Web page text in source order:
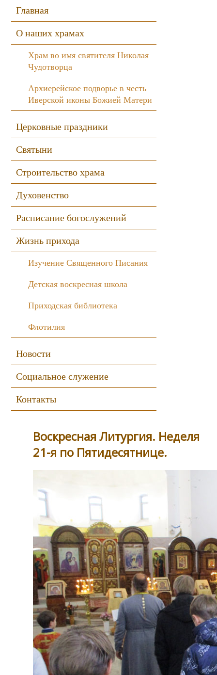
Sidebar
Главная
О наших храмах
Храм во имя святителя Николая
Чудотворца
Архиерейское подворье в честь
Иверской иконы Божией Матери
Церковные праздники
Святыни
Строительство храма
Духовенство
Расписание богослужений
Жизнь прихода
Изучение Священного Писания
Детская воскресная школа
Приходская библиотека
Флотилия
Новости
Социальное служение
Контакты
Воскресная Литургия. Неделя
21-я по Пятидесятнице.